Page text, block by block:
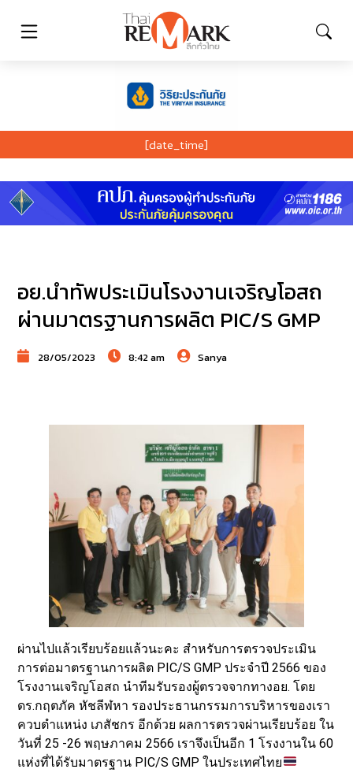
[date_time]
อย.นำทัพประเมินโรงงานเจริญโอสถ
ผ่านมาตรฐานการผลิต PIC/S GMP
28/05/2023 8:42 am Sanya
ผ่านไปแล้วเรียบร้อยแล้วนะคะ สำหรับการตรวจประเมิน
การต่อมาตรฐานการผลิต PIC/S GMP ประจำปี 2566 ของ
โรงงานเจริญโอสถ นำทีมรับรองผู้ตรวจจากทางอย. โดย
ดร.กฤตภัค หัชลีฬหา รองประธานกรรมการบริหารของเรา
ควบตำแหน่ง เภสัชกร อีกด้วย ผลการตรวจผ่านเรียบร้อย ใน
วันที่ 25 -26 พฤษภาคม 2566 เราจึงเป็นอีก 1 โรงงานใน 60
แห่งที่ได้รับมาตรฐาน PIC/S GMP ในประเทศไทย